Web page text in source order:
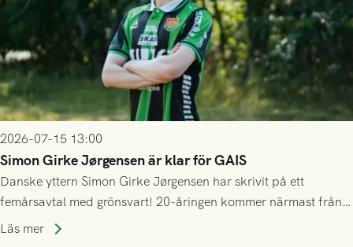
2026-07-15 13:00
Simon Girke Jørgensen är klar för GAIS
Danske yttern Simon Girke Jørgensen har skrivit på ett
femårsavtal med grönsvart! 20-åringen kommer närmast från
spel i färöiska Skála IF.
Läs mer